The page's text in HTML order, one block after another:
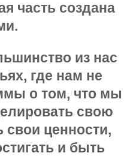
часть создана
из нас
где нам не
о том, что мы
свою
ценности,
и быть